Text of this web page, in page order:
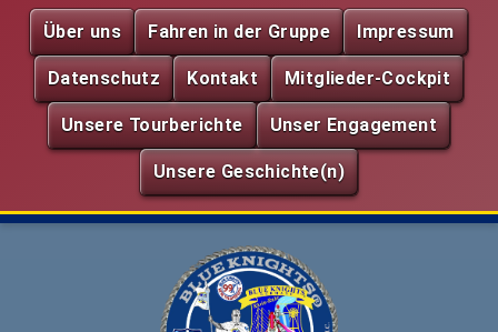
Über uns Fahren in der Gruppe Impressum
Datenschutz Kontakt Mitglieder-Cockpit
Unsere Tourberichte Unser Engagement
Unsere Geschichte(n)